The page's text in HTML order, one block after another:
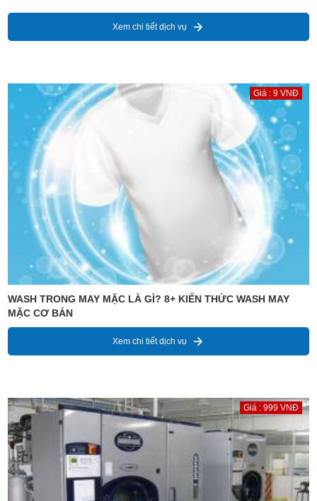
Xem chi tiết dịch vụ
Giá : 9 VNĐ
WASH TRONG MAY MẶC LÀ GÌ? 8+ KIẾN THỨC WASH MAY
MẶC CƠ BẢN
Xem chi tiết dịch vụ
Giá : 999 VNĐ